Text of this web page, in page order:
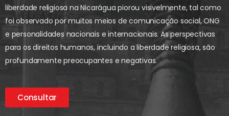
liberdade religiosa na Nicarágua piorou visivelmente, tal como
foi observado por muitos meios de comunicação social, ONG
e personalidades nacionais e internacionais. As perspectivas
para os direitos humanos, incluindo a liberdade religiosa, são
profundamente preocupantes e negativas.
Consultar